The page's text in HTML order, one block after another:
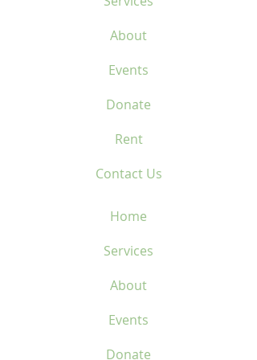
About
Events
Donate
Rent
Contact Us
Home
Services
About
Events
Donate